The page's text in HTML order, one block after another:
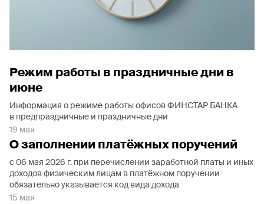
Режим работы в праздничные дни в
июне
Информация о режиме работы офисов ФИНСТАР БАНКА
в предпраздничные и праздничные дни
19 мая
О заполнении платёжных поручений
с 06 мая 2026 г. при перечислении заработной платы и иных
доходов физическим лицам в платёжном поручении
обязательно указывается код вида дохода
15 мая